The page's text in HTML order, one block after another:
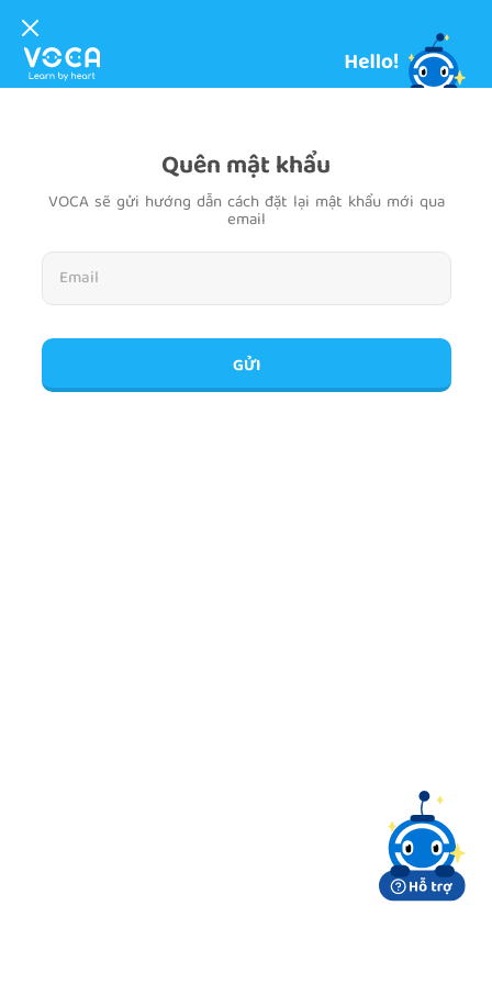
Quên mật khẩu
VOCA sẽ gửi hướng dẫn cách đặt lại mật khẩu mới qua
email
GỬI